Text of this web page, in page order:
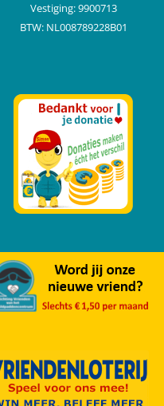
Vestiging: 9900713
BTW: NL008789228B01